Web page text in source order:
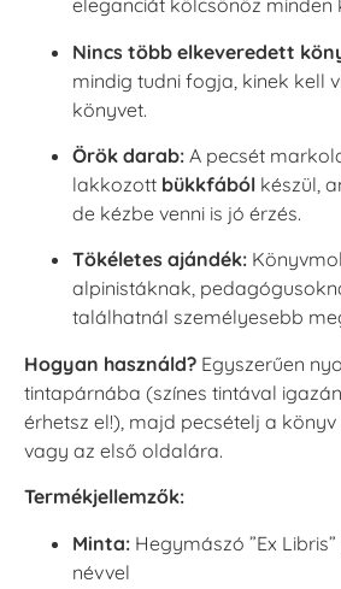
eleganciát kölcsönöz minden
Nincs több elkeveredett
mindig tudni fogja, kinek kell
könyvet.
Örök darab: A pecsét
lakkozott bükkfából készül,
de kézbe venni is jó érzés.
Tökéletes ajándék:
alpinistáknak,
találhatnál személyesebb
Hogyan használd? Egyszerűen
tintapárnába (színes tintával
érhetsz el!), majd pecsételj a
vagy az első oldalára.
Termékjellemzők:
Minta: Hegymászó ”Ex
névvel